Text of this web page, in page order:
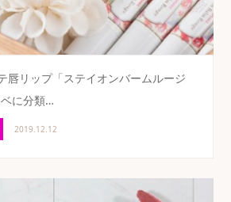
唇リップ「ステイオンバームルージ
に分類…
2019.12.12